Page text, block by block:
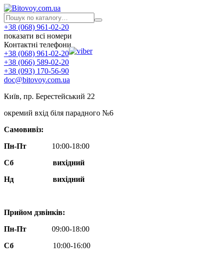
+38 (068) 961-02-20
показати всі номери
Контактні телефони
+38 (068) 961-02-20
+38 (066) 589-02-20
+38 (093) 170-56-90
doc@bitovoy.com.ua
Київ, пр. Берестейський 22
окремий вхід біля парадного №6
Самовивіз:
Пн-Пт
10:00-18:00
Сб
вихідний
Нд
вихідний
Прийом дзвінків:
Пн-Пт
09:00-18:00
Сб
10:00-16:00